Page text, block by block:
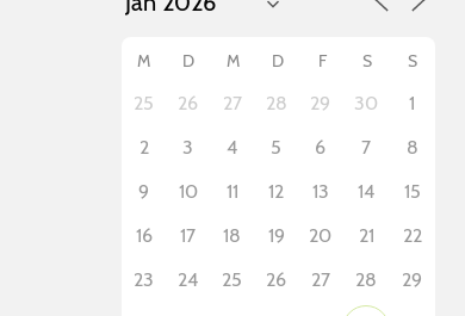
M D M D F S S
25 26 27 28 29 30
1
2
3 4 5 6 7
8
9
10 11 12 13 14
15
16
17 18 19 20 21
22
23
24 25 26 27 28 29